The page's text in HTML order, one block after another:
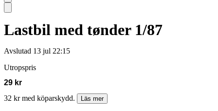
Lastbil med tønder 1/87
Avslutad 13 jul 22:15
Utropspris
29 kr
32 kr med köparskydd.
Läs mer